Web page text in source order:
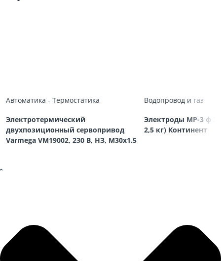
Автоматика - Термостатика
Электротермический
двухпозиционный сервопривод
Varmega VM19002, 230 В, НЗ, M30х1.5
Водопровод и газ
Электроды МР-3 ф
2,5 кг) Континент